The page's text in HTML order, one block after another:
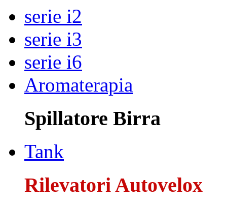
serie i2
serie i3
serie i6
Aromaterapia
Spillatore Birra
Tank
Rilevatori Autovelox